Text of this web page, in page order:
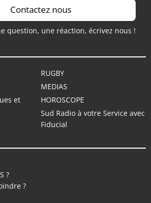
Contactez nous
question, une réaction, écrivez nous !
RUGBY
MEDIAS
et
HOROSCOPE
Sud Radio à votre Service avec
Fiducial
?
?